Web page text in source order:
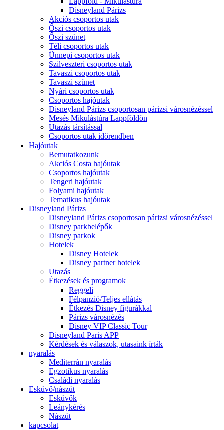
Disneyland Párizs
Akciós csoportos utak
Őszi csoportos utak
Őszi szünet
Téli csoportos utak
Ünnepi csoportos utak
Szilveszteri csoportos utak
Tavaszi csoportos utak
Tavaszi szünet
Nyári csoportos utak
Csoportos hajóutak
Disneyland Párizs csoportosan párizsi városnézéssel
Mesés Mikulástúra Lappföldön
Utazás társítással
Csoportos utak időrendben
Hajóutak
Bemutatkozunk
Akciós Costa hajóutak
Csoportos hajóutak
Tengeri hajóutak
Folyami hajóutak
Tematikus hajóutak
Disneyland Párizs
Disneyland Párizs csoportosan párizsi városnézéssel
Disney parkbelépők
Disney parkok
Hotelek
Disney Hotelek
Disney partner hotelek
Utazás
Étkezések és programok
Reggeli
Félpanzió/Teljes ellátás
Étkezés Disney figurákkal
Párizs városnézés
Disney VIP Classic Tour
Disneyland Paris APP
Kérdések és válaszok, utasaink írták
nyaralás
Mediterrán nyaralás
Egzotikus nyaralás
Családi nyaralás
Esküvő/nászút
Esküvők
Leánykérés
Nászút
kapcsolat